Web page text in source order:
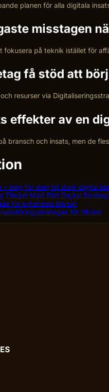
planen för alla digitala
misstagen
fokusera på teknik istället för
få stöd att
resurser via
effekter av en
bransch och insats, men de
– steg för steg till stark digital
Tillväxt Med Rätt Digital
för e-handels tillväxt
för tillväxt